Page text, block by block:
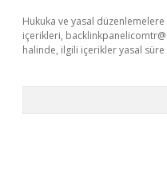
Hukuka ve yasal
içerikleri,
halinde, ilgili içerikler yasal süre